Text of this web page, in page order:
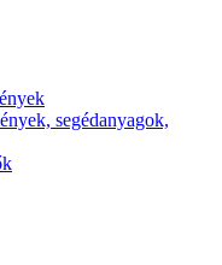
segédanyagok,